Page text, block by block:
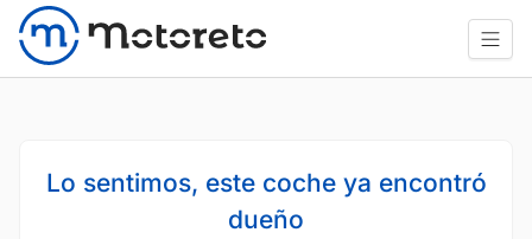
Lo sentimos, este coche ya encontró
dueño